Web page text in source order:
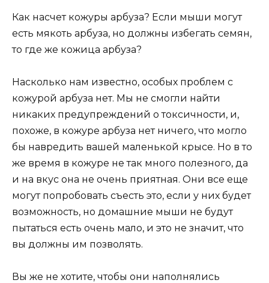
Как насчет кожуры арбуза? Если мыши могут
есть мякоть арбуза, но должны избегать семян,
то где же кожица арбуза?
Насколько нам известно, особых проблем с
кожурой арбуза нет. Мы не смогли найти
никаких предупреждений о токсичности, и,
похоже, в кожуре арбуза нет ничего, что могло
бы навредить вашей маленькой крысе. Но в то
же время в кожуре не так много полезного, да
и на вкус она не очень приятная. Они все еще
могут попробовать съесть это, если у них будет
возможность, но домашние мыши не будут
пытаться есть очень мало, и это не значит, что
вы должны им позволять.
Вы же не хотите, чтобы они наполнялись